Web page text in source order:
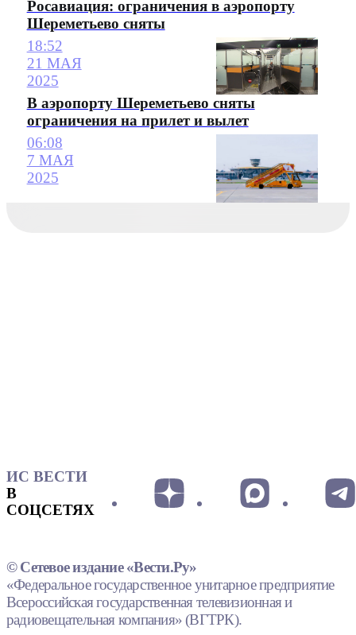
Росавиация: ограничения в аэропорту
Шереметьево сняты
18:52
21 МАЯ
2025
В аэропорту Шереметьево сняты
ограничения на прилет и вылет
06:08
7 МАЯ
2025
ИС ВЕСТИ
В
СОЦСЕТЯХ
© Сетевое издание «Вести.Ру»
«Федеральное государственное унитарное предприятие
Всероссийская государственная телевизионная и
радиовещательная компания» (ВГТРК).